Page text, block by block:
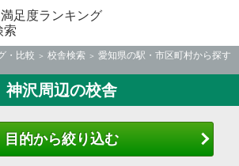
足度ランキング
索
・比較 校舎検索
愛知県の駅・市区町村から探す
神沢周辺の校舎
目的から絞り込む